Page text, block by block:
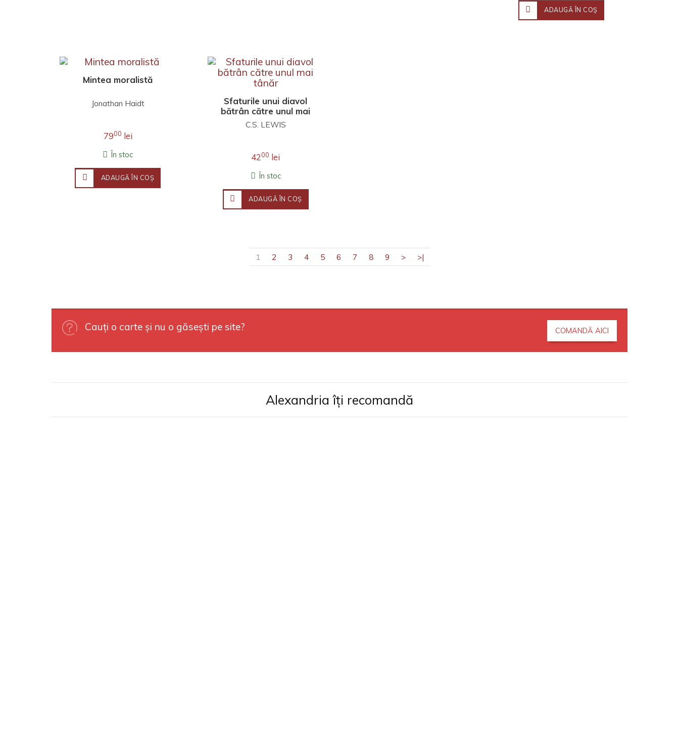
ADAUGĂ ÎN COŞ
Mintea moralistă
Jonathan Haidt
7900 lei
În stoc
ADAUGĂ ÎN COŞ
Sfaturile unui diavol
bătrân către unul mai
tânăr
C.S. LEWIS
4200 lei
În stoc
ADAUGĂ ÎN COŞ
1 2 3 4 5 6 7 8 9 > >|
Cauți o carte și nu o găsești pe site? COMANDĂ AICI
Alexandria îți recomandă